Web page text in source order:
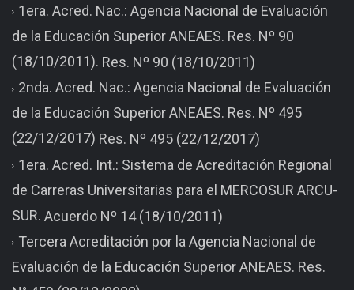
1era. Acred. Nac.: Agencia Nacional de Evaluación
de la Educación Superior ANEAES. Res. Nº 90
(18/10/2011). Res. Nº 90 (18/10/2011)
2nda. Acred. Nac.: Agencia Nacional de Evaluación
de la Educación Superior ANEAES. Res. Nº 495
(22/12/2017) Res. Nº 495 (22/12/2017)
1era. Acred. Int.: Sistema de Acreditación Regional
de Carreras Universitarias para el MERCOSUR ARCU-
SUR. Acuerdo Nº 14 (18/10/2011)
Tercera Acreditación por la Agencia Nacional de
Evaluación de la Educación Superior ANEAES. Res.